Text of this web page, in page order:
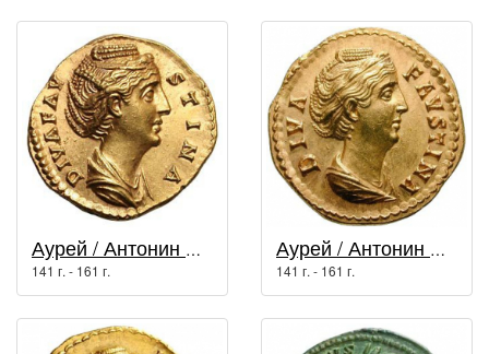
Аурей / Антонин Пий (138 г. - 161 г.)
141 г. - 161 г.
Аурей / Антонин Пий (138 г. - 161 г.)
141 г. - 161 г.